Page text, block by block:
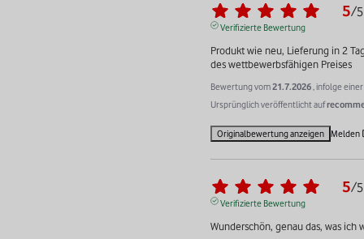
5/5
Verifizierte Bewertung
Produkt wie neu, Lieferung in 2
des wettbewerbsfähigen Preises
Bewertung vom21.7.2026 , infolge
Ursprünglich veröffentlicht auf
Originalbewertung anzeigen Melden
5/5
Verifizierte Bewertung
Wunderschön, genau das, was ich